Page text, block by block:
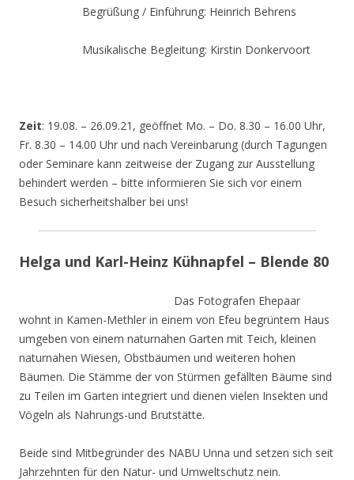
Begrüßung / Einführung: Heinrich Behrens
Musikalische Begleitung: Kirstin Donkervoort
Zeit: 19.08. – 26.09.21, geöffnet Mo. – Do. 8.30 – 16.00 Uhr,
Fr. 8.30 – 14.00 Uhr und nach Vereinbarung (durch Tagungen
oder Seminare kann zeitweise der Zugang zur Ausstellung
behindert werden – bitte informieren Sie sich vor einem
Besuch sicherheitshalber bei uns!
Helga und Karl-Heinz Kühnapfel – Blende 80
Das Fotografen Ehepaar
wohnt in Kamen-Methler in einem von Efeu begrüntem Haus
umgeben von einem naturnahen Garten mit Teich, kleinen
naturnahen Wiesen, Obstbäumen und weiteren hohen
Bäumen. Die Stämme der von Stürmen gefällten Bäume sind
zu Teilen im Garten integriert und dienen vielen Insekten und
Vögeln als Nahrungs-und Brutstätte.
Beide sind Mitbegründer des NABU Unna und setzen sich seit
Jahrzehnten für den Natur- und Umweltschutz nein.